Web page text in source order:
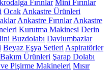
Fırınlar Mini Fırınlar
Ocak Ankastre Ürünleri
Ankastre Fırınlar Ankastre
Kurutma Makinesi Derin
Buzdolabı Davlumbazlar
Beyaz Eşya Setleri Aspiratörler
Ürünleri Şarap Dolabı
Pişirme Makineleri Mısır